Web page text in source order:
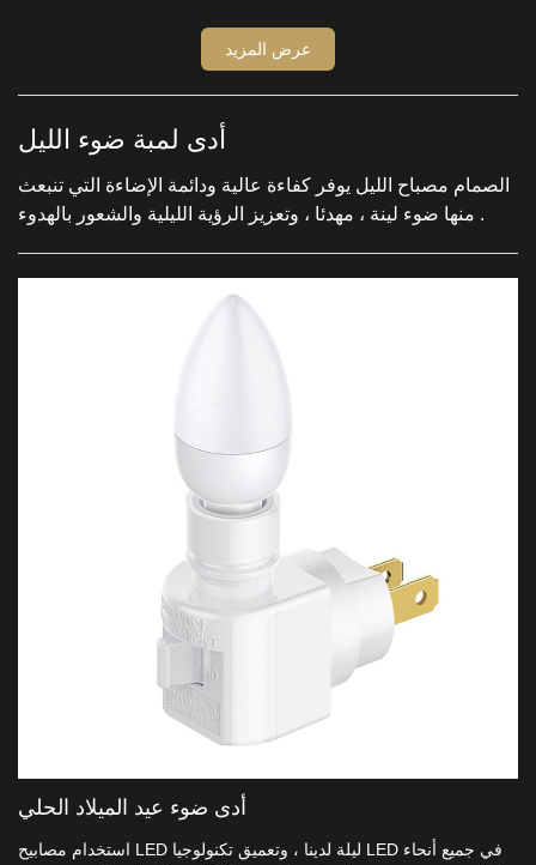
عرض المزيد
أدى لمبة ضوء الليل
الصمام مصباح الليل يوفر كفاءة عالية ودائمة الإضاءة التي تنبعث
منها ضوء لينة ، مهدئا ، وتعزيز الرؤية الليلية والشعور بالهدوء .
أدى ضوء عيد الميلاد الحلي
استخدام مصابيح LED ليلة لدينا ، وتعميق تكنولوجيا LED في جميع أنحاء